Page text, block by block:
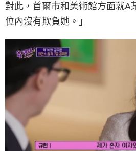
對此，首爾市和美術館方面就A
位內沒有欺負她。」